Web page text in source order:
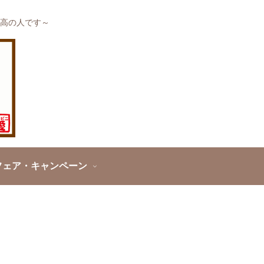
の人です～
ェア・キャンペーン